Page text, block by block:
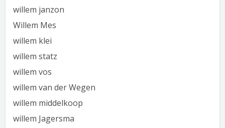
willem janzon
Willem Mes
willem klei
willem statz
willem vos
willem van der Wegen
willem middelkoop
willem Jagersma